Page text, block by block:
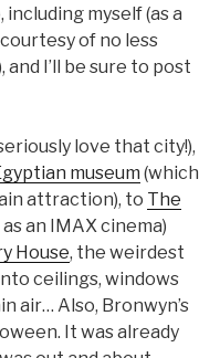
myself (as a
of no less
I’ll be sure to post
love that city!),
museum (which
attraction), to The
an IMAX cinema)
House, the weirdest
ceilings, windows
air… Also, Bronwyn’s
It was already